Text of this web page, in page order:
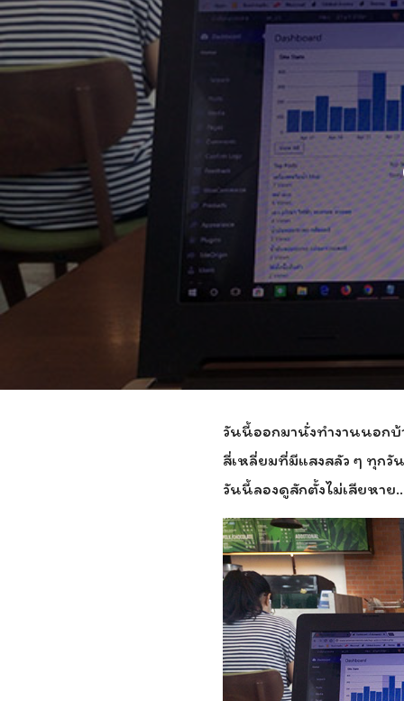
วันนี้ออกมานั่งทำงานนอก
สี่เหลี่ยมที่มีแสงสลัว ๆ ทุกวั
วันนี้ลองดูสักตั้งไม่เสียหาย